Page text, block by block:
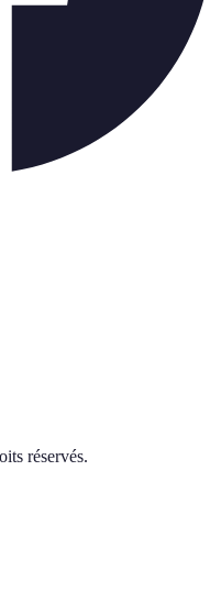
réservés.